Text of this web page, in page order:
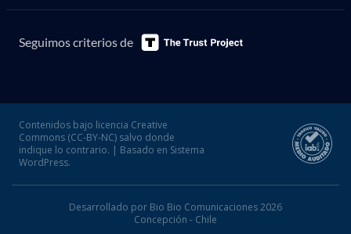
Seguimos criterios de
Contenidos bajo licencia Creative
Commons (CC-BY-NC) salvo donde
indique lo contrario. | Basado en Sistema
WordPress.
Desarrollado por Bio Bio Comunicaciones 2026
Concepción - Chile